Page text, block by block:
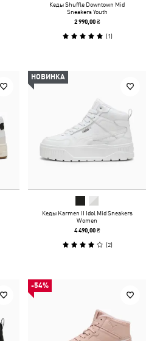
Кеды Shuffle Downtown Mid
Sneakers Youth
2 990,00 ₴
(1)
НОВИНКА
Кеды Karmen II Idol Mid Sneakers
Women
4 490,00 ₴
(2)
-54%